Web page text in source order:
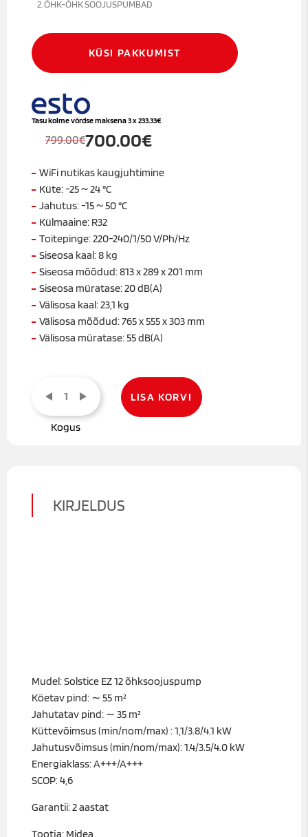
2. ÕHK-ÕHK SOOJUSPUMBAD
KÜSI PAKKUMIST
Tasu kolme võrdse maksena 3 x233.33€
799.00€
Algne
oli:
799.00€.
700.00€
Praegune
on:
700.00€.
WiFi nutikas kaugjuhtimine
Küte: -25 ~ 24 °C
Jahutus: -15 ~ 50 °C
Külmaaine: R32
Toitepinge: 220-240/1/50 V/Ph/Hz
Siseosa kaal: 8 kg
Siseosa mõõdud: 813 x 289 x 201 mm
Siseosa müratase: 20 dB(A)
Välisosa kaal: 23,1 kg
Välisosa mõõdud: 765 x 555 x 303 mm
Välisosa müratase: 55 dB(A)
Solstice
12K
õhk-
LISA KORVI
KIRJELDUS
Mudel: Solstice EZ 12 õhksoojuspump
Köetav pind: ∼ 55 m²
Jahutatav pind: ∼ 35 m²
Küttevõimsus (min/nom/max) : 1,1/3.8/4.1 kW
Jahutusvõimsus (min/nom/max): 1.4/3.5/4.0 kW
Energiaklass: A+++/A+++
SCOP: 4,6
Garantii: 2 aastat
Tootja: Midea